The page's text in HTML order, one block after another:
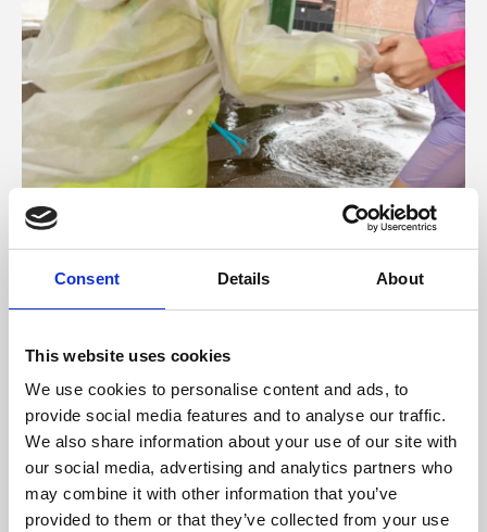
Consent Details About
This website uses cookies
We use cookies to personalise content and ads, to
provide social media features and to analyse our traffic.
We also share information about your use of our site with
our social media, advertising and analytics partners who
may combine it with other information that you’ve
provided to them or that they’ve collected from your use
TikTok y la Generación Z:
comunicación digital
TIKTOK Y LA GENERACIÓN Z: TRANSFORMADORES DE LA